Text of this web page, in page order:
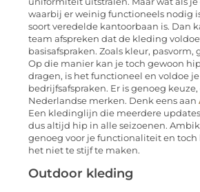
waarbij er weinig functioneels nodig
soort veredelde kantoorbaan is. Dan
team afspreken dat de kleding
basisafspraken. Zoals kleur, pasvorm,
Op die manier kan je toch gewoon
dragen, is het functioneel en voldoe
bedrijfsafspraken. Er is genoeg
Nederlandse merken. Denk eens aan
Een kledinglijn die meerdere
dus altijd hip in alle seizoenen.
genoeg voor je functionaliteit en
het niet te stijf te maken.
Outdoor kleding